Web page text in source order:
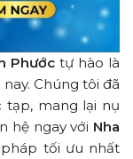
Phước tự hào là
Chúng tôi đã
tạp, mang lại nụ
hệ ngay với Nha
tối ưu nhất